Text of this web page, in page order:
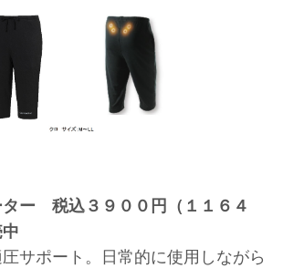
ー 税込３９００円（１１６４
サポート。日常的に使用しながら